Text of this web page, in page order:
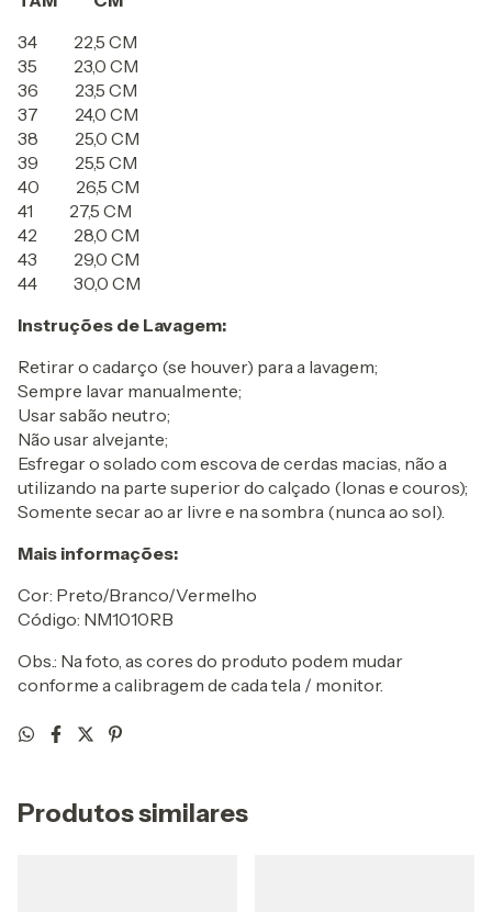
34 22,5 CM
35 23,0 CM
36 23,5 CM
37 24,0 CM
38 25,0 CM
39 25,5 CM
40 26,5 CM
41 27,5 CM
42 28,0 CM
43 29,0 CM
44 30,0 CM
Instruções de Lavagem:
Retirar o cadarço (se houver) para a lavagem;
Sempre lavar manualmente;
Usar sabão neutro;
Não usar alvejante;
Esfregar o solado com escova de cerdas macias, não a
utilizando na parte superior do calçado (lonas e couros);
Somente secar ao ar livre e na sombra (nunca ao sol).
Mais informações:
Cor: Preto/Branco/Vermelho
Código: NM1010RB
Obs.: Na foto, as cores do produto podem mudar
conforme a calibragem de cada tela / monitor.
Produtos similares